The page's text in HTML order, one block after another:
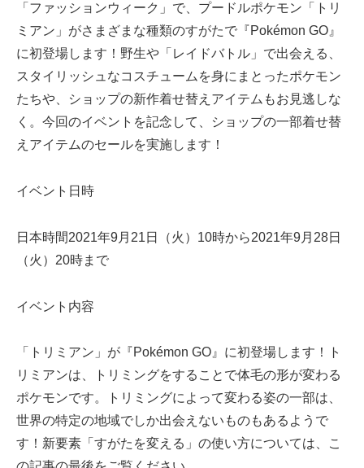
「ファッションウィーク」で、プードルポケモン「トリ
ミアン」がさまざまな種類のすがたで『Pokémon GO』
に初登場します！野生や「レイドバトル」で出会える、
スタイリッシュなコスチュームを身にまとったポケモン
たちや、ショップの新作着せ替えアイテムもお見逃しな
く。今回のイベントを記念して、ショップの一部着せ替
えアイテムのセールを実施します！
イベント日時
日本時間2021年9月21日（火）10時から2021年9月28日
（火）20時まで
イベント内容
「トリミアン」が『Pokémon GO』に初登場します！ト
リミアンは、トリミングをすることで体毛の形が変わる
ポケモンです。トリミングによって変わる姿の一部は、
世界の特定の地域でしか出会えないものもあるようで
す！新要素「すがたを変える」の使い方については、こ